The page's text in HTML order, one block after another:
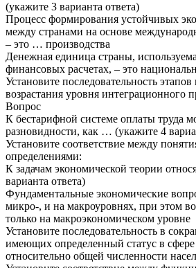
(укажите 3 варианта ответа)
Процесс формирования устойчивых
между странами на основе
– это … производства
Денежная единица страны,
финансовых расчетах, – это
Установите последовательность
возрастания уровня интеграционного
Вопрос
К бестарифной системе оплаты труда
разновидности, как … (укажите 4
Установите соответствие между
определениями:
К задачам экономической теории
варианта ответа)
Фундаментальные экономические
микро-, и на макроуровнях, при этом
только на макроэкономическом уровне
Установите последовательность в
имеющих определенный статус в сфере
относительно общей численности